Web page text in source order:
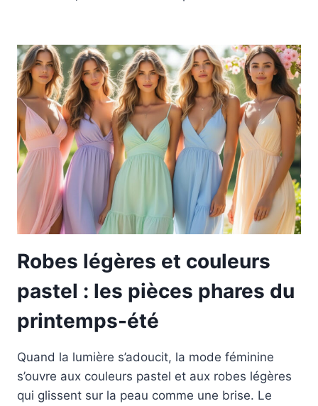
Robes légères et couleurs
pastel : les pièces phares du
printemps-été
Quand la lumière s’adoucit, la mode féminine
s’ouvre aux couleurs pastel et aux robes légères
qui glissent sur la peau comme une brise. Le